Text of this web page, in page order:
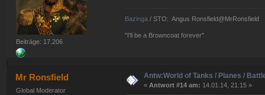
Beiträge: 17.206
Bazinga/ STO: Angus Ronsfield@MrRonsfield
"I'll be a Browncoat forever"
Mr Ronsfield
Global Moderator
Antw:World of Tanks / Planes /
«Antwort #14 am: 14.01.14, 21:15 »